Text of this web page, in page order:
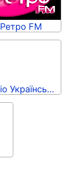
Ретро FM
Радіо Українська Пісня